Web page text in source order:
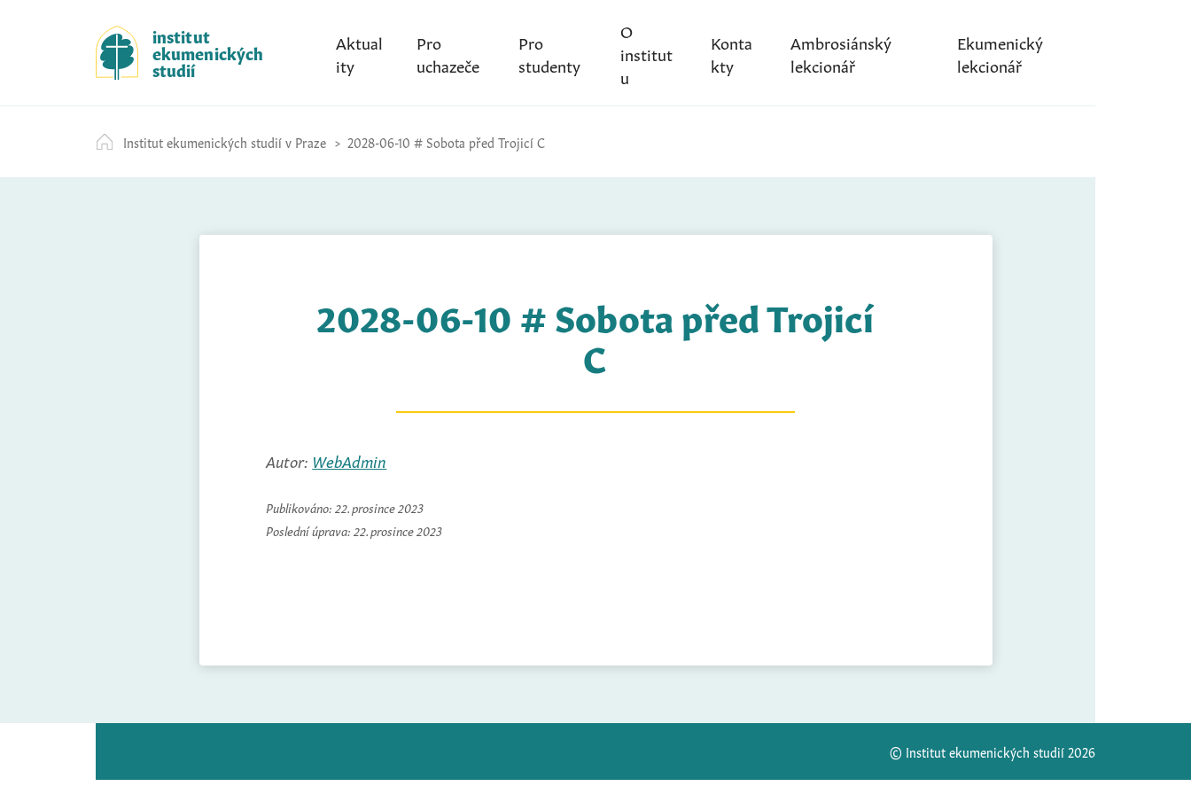
k
i
p
t
c
o
institut
ekumenických
studií
Aktual
ity
Pro
uchazeče
Pro
studenty
O
institut
u
Konta
kty
Ambrosiánský
lekcionář
Ekumenický
lekcionář
Institut ekumenických studií v Praze 2028-06-10 # Sobota před Trojicí C
2028-06-10 # Sobota před Trojicí
C
Autor: WebAdmin
Publikováno: 22. prosince 2023
Poslední úprava: 22. prosince 2023
© Institut ekumenických studií 2026